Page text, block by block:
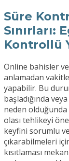
Süre
Sınırları:
Kontrollü
Online bahisler
anlamadan
yapabilir. Bu
başladığında
neden olduğunda
olası tehlikeyi
keyfini sorumlu
çıkarabilmeleri
kısıtlaması